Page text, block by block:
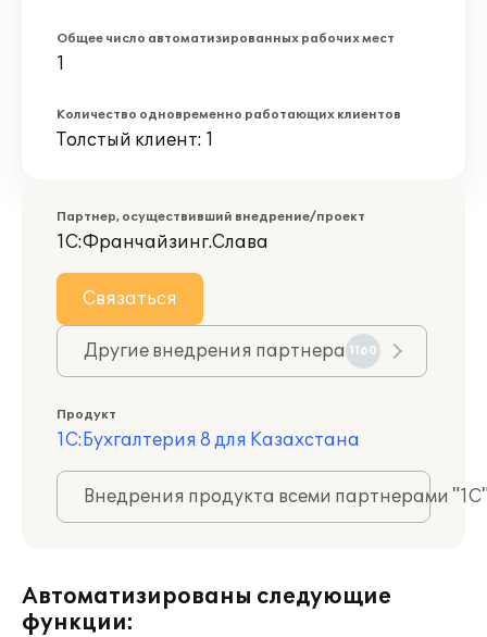
Общее число автоматизированных рабочих мест
1
Количество одновременно работающих клиентов
Толстый клиент: 1
Партнер, осуществивший внедрение/проект
1С:Франчайзинг.Слава
Связаться
Другие внедрения партнера 1160
Продукт
1С:Бухгалтерия 8 для Казахстана
Внедрения продукта всеми партнерами
Автоматизированы следующие
функции: